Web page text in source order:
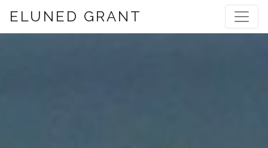
ELUNED GRANT